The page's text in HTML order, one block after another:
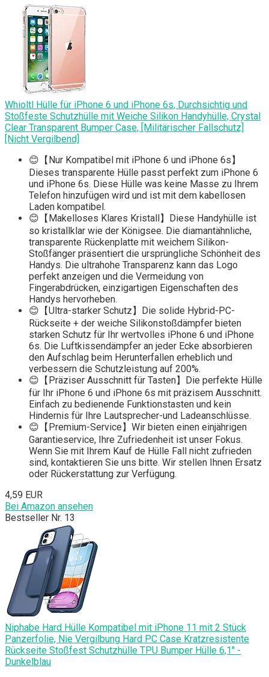
Whioltl Hülle für iPhone 6 und iPhone 6s, Durchsichtig und
Stoßfeste Schutzhülle mit Weiche Silikon Handyhülle, Crystal
Clear Transparent Bumper Case, [Militärischer Fallschutz]
[Nicht Vergilbend]
😊【Nur Kompatibel mit iPhone 6 und iPhone 6s】
Dieses transparente Hülle passt perfekt zum iPhone 6
und iPhone 6s. Diese Hülle was keine Masse zu Ihrem
Telefon hinzufügen wird und ist mit dem kabellosen
Laden kompatibel.
😊【Makelloses Klares Kristall】Diese Handyhülle ist
so kristallklar wie der Königsee. Die diamantähnliche,
transparente Rückenplatte mit weichem Silikon-
Stoßfänger präsentiert die ursprüngliche Schönheit des
Handys. Die ultrahohe Transparenz kann das Logo
perfekt anzeigen und die Vermeidung von
Fingerabdrücken, einzigartigen Eigenschaften des
Handys hervorheben.
😊【Ultra-starker Schutz】Die solide Hybrid-PC-
Rückseite + der weiche Silikonstoßdämpfer bieten
starken Schutz für Ihr wertvolles iPhone 6 und iPhone
6s. Die Luftkissendämpfer an jeder Ecke absorbieren
den Aufschlag beim Herunterfallen erheblich und
verbessern die Schutzleistung auf 200%.
😊【Präziser Ausschnitt für Tasten】Die perfekte Hülle
für Ihr iPhone 6 und iPhone 6s mit präzisem Ausschnitt.
Einfach zu bedienende Funktionstasten und kein
Hindernis für Ihre Lautsprecher-und Ladeanschlüsse.
😊【Premium-Service】Wir bieten einen einjährigen
Garantieservice, Ihre Zufriedenheit ist unser Fokus.
Wenn Sie mit Ihrem Kauf de Hülle Fall nicht zufrieden
sind, kontaktieren Sie uns bitte. Wir stellen Ihnen Ersatz
oder Rückerstattung zur Verfügung.
4,59 EUR
Bei Amazon ansehen
Bestseller Nr. 13
Niphabe Hard Hülle Kompatibel mit iPhone 11 mit 2 Stück
Panzerfolie, Nie Vergilbung Hard PC Case Kratzresistente
Rückseite Stoßfest Schutzhülle TPU Bumper Hülle 6,1'' -
Dunkelblau